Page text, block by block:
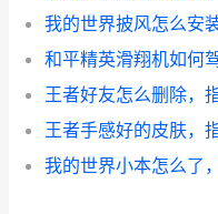
我的世界披风怎么安
王者好友怎么删除，
王者手感好的皮肤，